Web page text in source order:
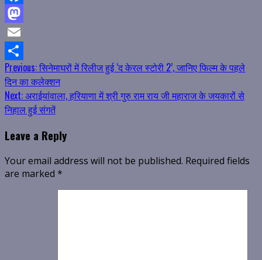
Facebook
Mastodon
Email
Share
Continue
Reading
Previous:सिनेमाघरों में रिलीज हुई ‘द केरल स्टोरी 2’, जानिए फिल्म के पहले
दिन का कलेक्शन
Next:अराईयांवाला, हरियाणा में श्री गुरु राम राय जी महाराज के जयकारों से
निहाल हुई संगतें
Leave a Reply
Your email address will not be published. Required fields
are marked *